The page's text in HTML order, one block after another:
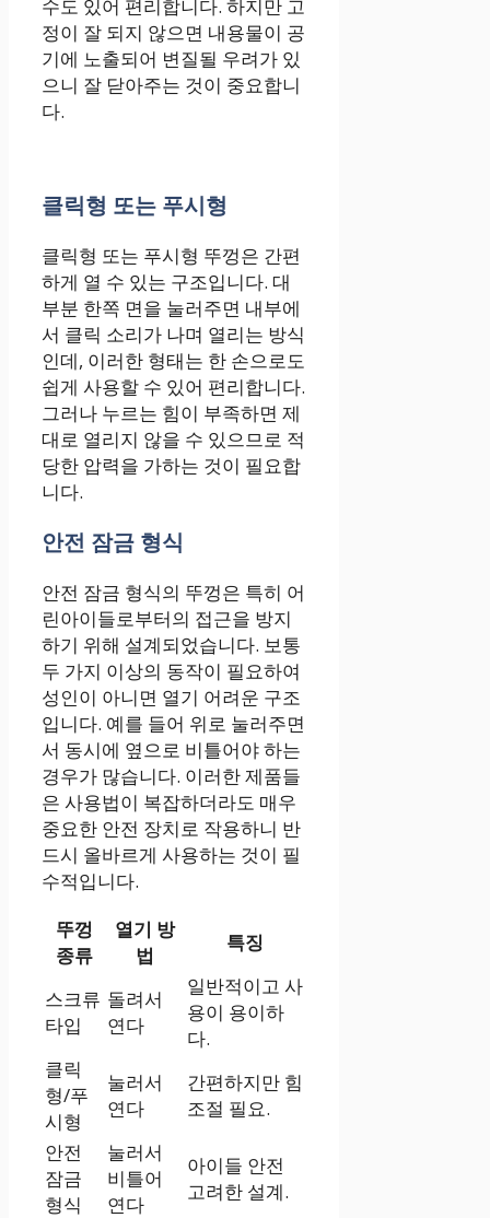
수도 있어 편리합니다. 하지만 고
정이 잘 되지 않으면 내용물이 공
기에 노출되어 변질될 우려가 있
으니 잘 닫아주는 것이 중요합니
다.
클릭형 또는 푸시형
클릭형 또는 푸시형 뚜껑은 간편
하게 열 수 있는 구조입니다. 대
부분 한쪽 면을 눌러주면 내부에
서 클릭 소리가 나며 열리는 방식
인데, 이러한 형태는 한 손으로도
쉽게 사용할 수 있어 편리합니다.
그러나 누르는 힘이 부족하면 제
대로 열리지 않을 수 있으므로 적
당한 압력을 가하는 것이 필요합
니다.
안전 잠금 형식
안전 잠금 형식의 뚜껑은 특히 어
린아이들로부터의 접근을 방지
하기 위해 설계되었습니다. 보통
두 가지 이상의 동작이 필요하여
성인이 아니면 열기 어려운 구조
입니다. 예를 들어 위로 눌러주면
서 동시에 옆으로 비틀어야 하는
경우가 많습니다. 이러한 제품들
은 사용법이 복잡하더라도 매우
중요한 안전 장치로 작용하니 반
드시 올바르게 사용하는 것이 필
수적입니다.
뚜껑
종류
열기 방
법
특징
스크류
타입
돌려서
연다
일반적이고 사
용이 용이하
다.
클릭
형/푸
시형
눌러서
연다
간편하지만 힘
조절 필요.
안전
잠금
형식
눌러서
비틀어
연다
아이들 안전
고려한 설계.